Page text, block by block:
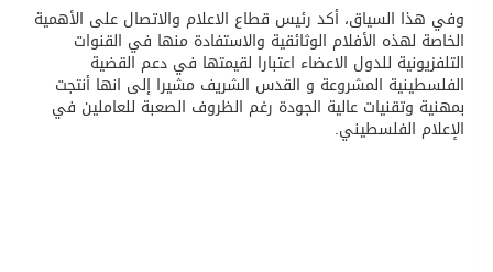
وفي هذا السياق، أكد رئيس قطاع الاعلام والاتصال على الأهمية
الخاصة لهذه الأفلام الوثائقية والاستفادة منها في القنوات
التلفزيونية للدول الاعضاء اعتبارا لقيمتها في دعم القضية
الفلسطينية المشروعة و القدس الشريف مشيرا إلى انها أنتجت
بمهنية وتقنيات عالية الجودة رغم الظروف الصعبة للعاملين في
الإعلام الفلسطيني.